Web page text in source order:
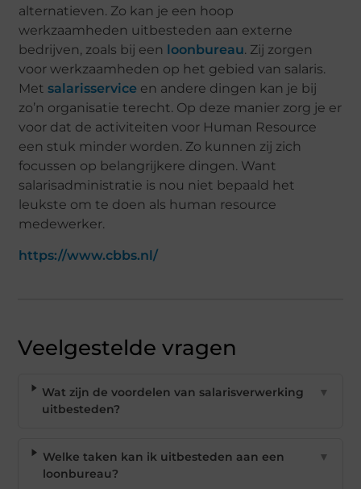
alternatieven. Zo kan je een hoop
werkzaamheden uitbesteden aan externe
bedrijven, zoals bij een loonbureau. Zij zorgen
voor werkzaamheden op het gebied van salaris.
Metsalarisservice en andere dingen kan je bij
zo’n organisatie terecht. Op deze manier zorg je er
voor dat de activiteiten voor Human Resource
een stuk minder worden. Zo kunnen zij zich
focussen op belangrijkere dingen. Want
salarisadministratie is nou niet bepaald het
leukste om te doen als human resource
medewerker.
https://www.cbbs.nl/
Veelgestelde vragen
Wat zijn de voordelen van salarisverwerking
uitbesteden?
▼
Welke taken kan ik uitbesteden aan een
loonbureau?
▼